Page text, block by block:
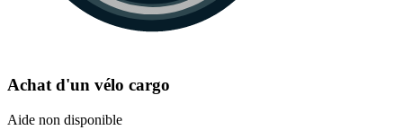
Achat d'un vélo cargo
Aide non disponible